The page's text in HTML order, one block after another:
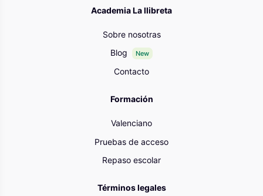
Academia La llibreta
Sobre nosotras
Blog
New
Contacto
Formación
Valenciano
Pruebas de acceso
Repaso escolar
Términos legales